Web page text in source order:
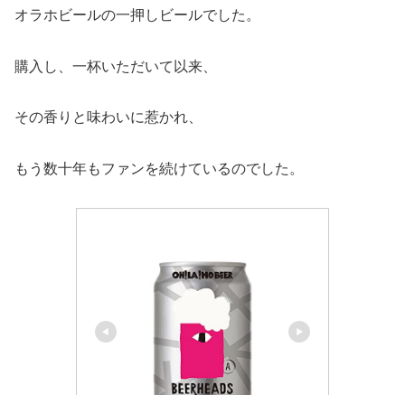
オラホビールの一押しビールでした。
購入し、一杯いただいて以来、
その香りと味わいに惹かれ、
もう数十年もファンを続けているのでした。